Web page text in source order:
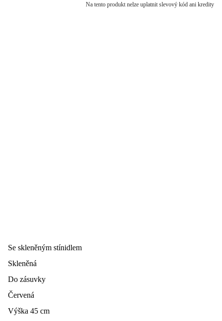
Na tento produkt nelze uplatnit slevový kód ani kredity
Se skleněným stínidlem
Skleněná
Do zásuvky
Červená
Výška 45 cm